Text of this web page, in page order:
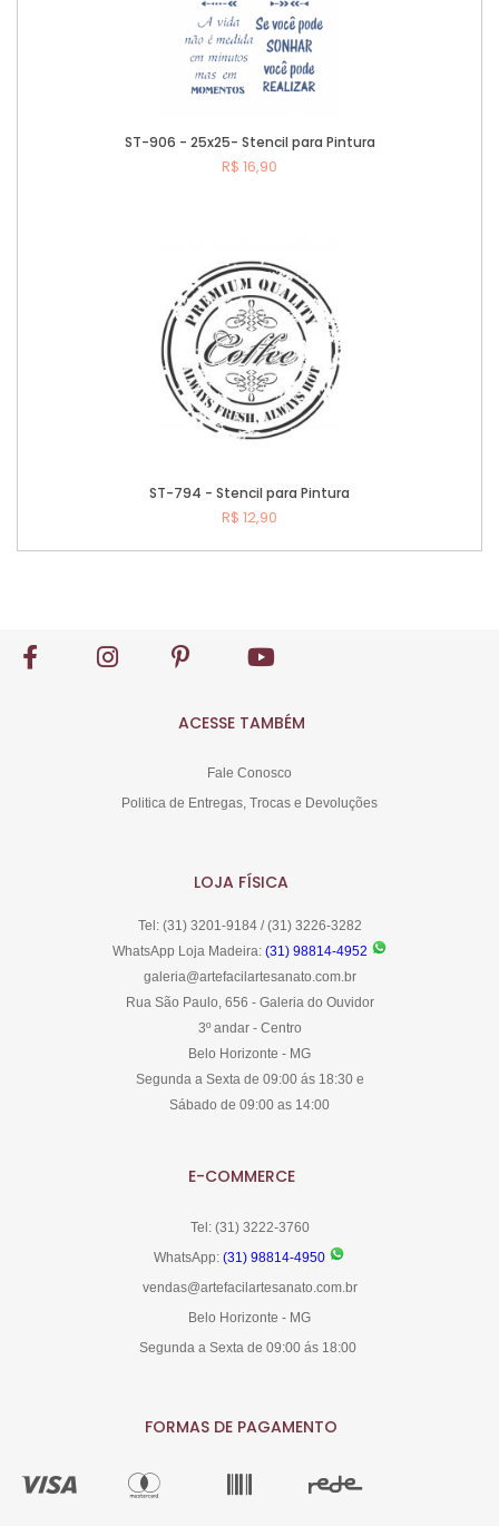
ST-906 - 25x25- Stencil para Pintura
R$ 16,90
ST-794 - Stencil para Pintura
R$ 12,90
ACESSE TAMBÉM
Fale Conosco
Politica de Entregas, Trocas e Devoluções
LOJA FÍSICA
Tel: (31) 3201-9184 / (31) 3226-3282
WhatsApp Loja Madeira: (31) 98814-4952
galeria@artefacilartesanato.com.br
Rua São Paulo, 656 - Galeria do Ouvidor
3º andar - Centro
Belo Horizonte - MG
Segunda a Sexta de 09:00 ás 18:30 e
Sábado de 09:00 as 14:00
E-COMMERCE
Tel: (31) 3222-3760
WhatsApp: (31) 98814-4950
vendas@artefacilartesanato.com.br
Belo Horizonte - MG
Segunda a Sexta de 09:00 ás 18:00
FORMAS DE PAGAMENTO